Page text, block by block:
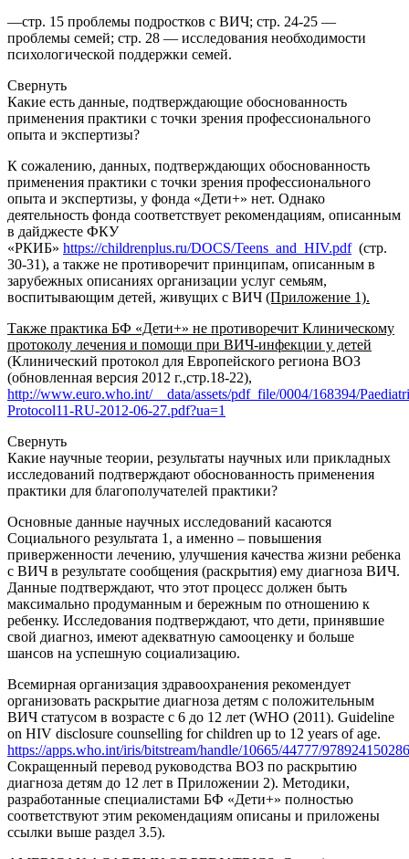
—стр. 15 проблемы подростков с ВИЧ; стр. 24-25 —
проблемы семей; стр. 28 — исследования необходимости
психологической поддержки семей.
Свернуть
Какие есть данные, подтверждающие обоснованность
применения практики с точки зрения профессионального
опыта и экспертизы?
К сожалению, данных, подтверждающих обоснованность
применения практики с точки зрения профессионального
опыта и экспертизы, у фонда «Дети+» нет. Однако
деятельность фонда соответствует рекомендациям, описанным
в дайджесте ФКУ
«РКИБ» https://childrenplus.ru/DOCS/Teens_and_HIV.pdf(стр.
30-31), а также не противоречит принципам, описанным в
зарубежных описаниях организации услуг семьям,
воспитывающим детей, живущих с ВИЧ (Приложение 1).
Также практика БФ «Дети+» не противоречит Клиническому
протоколу лечения и помощи при ВИЧ-инфекции у детей
(Клинический протокол для Европейского региона ВОЗ
(обновленная версия 2012 г.,стр.18-22),
http://www.euro.who.int/__data/assets/pdf_file/0004/168394/
Protocol11-RU-2012-06-27.pdf?ua=1
Свернуть
Какие научные теории, результаты научных или прикладных
исследований подтверждают обоснованность применения
практики для благополучателей практики?
Основные данные научных исследований касаются
Социального результата 1, а именно – повышения
приверженности лечению, улучшения качества жизни ребенка
с ВИЧ в результате сообщения (раскрытия) ему диагноза ВИЧ.
Данные подтверждают, что этот процесс должен быть
максимально продуманным и бережным по отношению к
ребенку. Исследования подтверждают, что дети, принявшие
свой диагноз, имеют адекватную самооценку и больше
шансов на успешную социализацию.
Всемирная организация здравоохранения рекомендует
организовать раскрытие диагноза детям с положительным
ВИЧ статусом в возрасте с 6 до 12 лет (WHO (2011). Guideline
on HIV disclosure counselling for children up to 12 years of age.
https://apps.who.int/iris/bitstream/handle/10665/44777/
Сокращенный перевод руководства ВОЗ по раскрытию
диагноза детям до 12 лет в Приложении 2). Методики,
разработанные специалистами БФ «Дети+» полностью
соответствуют этим рекомендациям описаны и приложены
ссылки выше раздел 3.5).